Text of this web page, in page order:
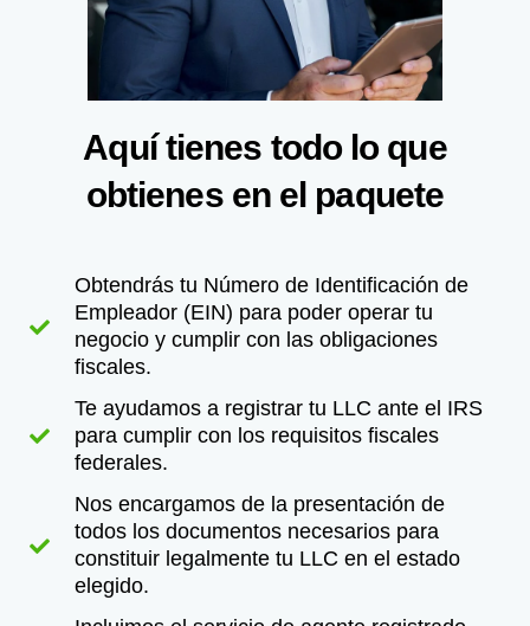
obtienes en el paquete
Empleador (EIN) para poder operar tu
negocio y cumplir con las obligaciones
fiscales.
federales.
Nos encargamos de la presentación de
todos los documentos necesarios para
elegido.
Incluimos el servicio de agente registrado
mantener tu privacidad.